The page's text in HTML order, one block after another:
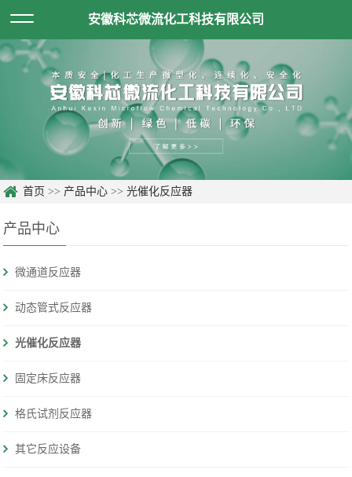
安徽科芯微流化工科技有限公司
首页 >> 产品中心 >>光催化反应器
产品中心
微通道反应器
动态管式反应器
光催化反应器
固定床反应器
格氏试剂反应器
其它反应设备